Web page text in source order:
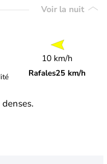
Voir la nuit
10 km/h
Rafales25 km/h